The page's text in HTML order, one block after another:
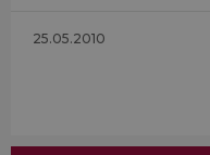
25.05.2010